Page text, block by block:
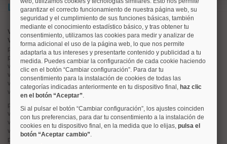
Lo más buscado
Valorar vivienda online
Vender piso
pisos en
chamberí
pisos enmoncloa
viviendas en argüelles
viviendas en
tetuán
viviendas en
cuatro caminos
viviendas en chamartín
pisos en rios rosas
viviendas en
prosperidad
viviendas en
hispanoamerica
viviendas en ciudad lineal
pisos en
salamanca
garantizar el correcto funcionamiento de nuestra página web, su
seguridad y el cumplimiento de sus funciones básicas, también
mediante el conocimiento estadístico básico, y tras obtener tu
consentimiento, utilizamos las cookies para medir y analizar de
forma adicional el uso de la página web, lo que nos permite
adaptarla a tus intereses y presentarte contenido y publicidad a tu
medida. Puedes cambiar la configuración de cada cookie haciendo
clic en el botón “Cambiar configuración”. Para dar tu
consentimiento para la instalación de cookies de todas las
categorías indicadas anteriormente en tu dispositivo final, haz clic
en el botón “Aceptar”.
Si al pulsar el botón “Cambiar configuración”, los ajustes coinciden
con tus preferencias, para dar tu consentimiento a la instalación de
cookies en tu dispositivo final, en la medida que lo elijas, pulsa el
botón “Aceptar cambio”.